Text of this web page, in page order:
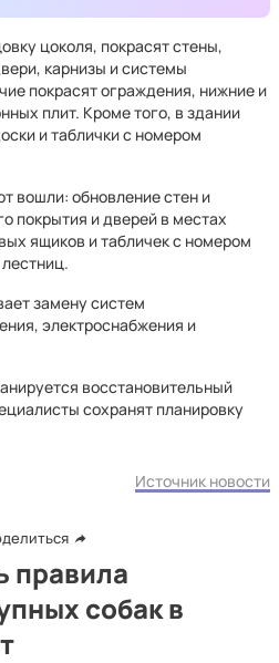
цоколя, покрасят стены,
карнизы и системы
покрасят ограждения, нижние и
плит. Кроме того, в здании
и таблички с номером
вошли: обновление стен и
покрытия и дверей в местах
ящиков и табличек с номером
замену систем
электроснабжения и
восстановительный
сохранят планировку
Источник новости
правила
собак в